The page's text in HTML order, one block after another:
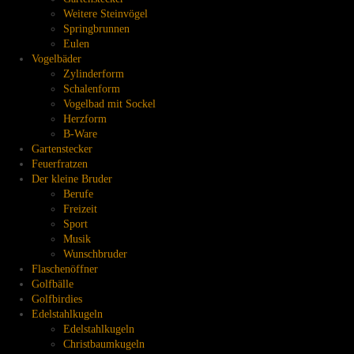
Weitere Steinvögel
Springbrunnen
Eulen
Vogelbäder
Zylinderform
Schalenform
Vogelbad mit Sockel
Herzform
B-Ware
Gartenstecker
Feuerfratzen
Der kleine Bruder
Berufe
Freizeit
Sport
Musik
Wunschbruder
Flaschenöffner
Golfbälle
Golfbirdies
Edelstahlkugeln
Edelstahlkugeln
Christbaumkugeln